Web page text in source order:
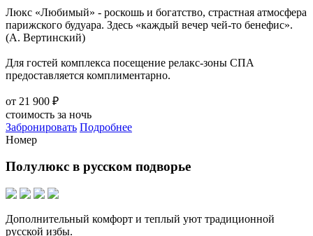
Люкс «Любимый» - роскошь и богатство, страстная атмосфера
парижского будуара. Здесь «каждый вечер чей-то бенефис».
(А. Вертинский)
Для гостей комплекса посещение релакс-зоны СПА
предоставляется комплиментарно.
от 21 900 ₽
стоимость за ночь
Забронировать Подробнее
Номер
Полулюкс в русском подворье
Дополнительный комфорт и теплый уют традиционной
русской избы.